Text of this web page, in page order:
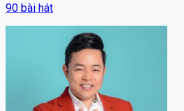
90 bài hát